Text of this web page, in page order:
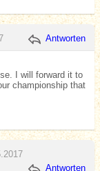
Antworten
I will forward it to
championship that
Antworten